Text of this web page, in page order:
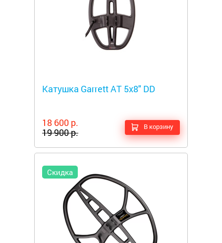
Катушка Garrett AT 5x8" DD
18 600 р.
19 900 р.
В корзину
Скидка